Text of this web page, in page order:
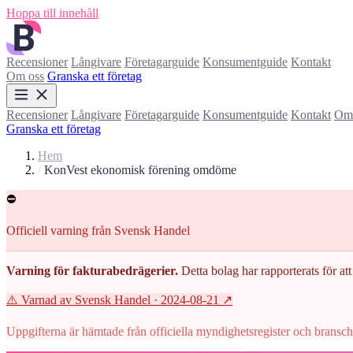
Hoppa till innehåll
Recensioner Långivare Företagarguide Konsumentguide Kontakt
Om oss Granska ett företag
Recensioner Långivare Företagarguide Konsumentguide Kontakt
Granska ett företag
Hem
/ KonVest ekonomisk förening omdöme
⛔
Officiell varning från Svensk Handel
Varning för fakturabedrägerier. Detta bolag har rapporterats för
⚠️ Varnad av Svensk Handel · 2024-08-21 ↗
Uppgifterna är hämtade från officiella myndighetsregister och